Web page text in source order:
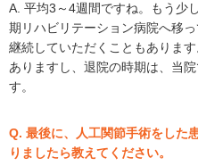
A. 平均3～4週間ですね。もう少
期リハビリテーション病院へ移
継続していただくこともありま
ありますし、退院の時期は、当
す。
Q. 最後に、人工関節手術をした
りましたら教えてください。